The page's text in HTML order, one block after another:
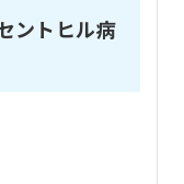
トヒル病